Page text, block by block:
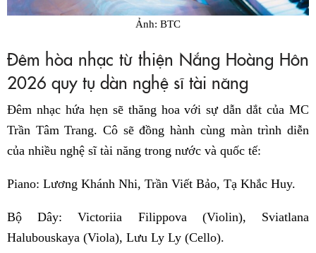
Ảnh: BTC
Đêm hòa nhạc từ thiện Nắng Hoàng Hôn
2026 quy tụ dàn nghệ sĩ tài năng
Đêm nhạc hứa hẹn sẽ thăng hoa với sự dẫn dắt của MC
Trần Tâm Trang. Cô sẽ đồng hành cùng màn trình diễn
của nhiều nghệ sĩ tài năng trong nước và quốc tế:
Piano: Lương Khánh Nhi, Trần Viết Bảo, Tạ Khắc Huy.
Bộ Dây: Victoriia Filippova (Violin), Sviatlana
Halubouskaya (Viola), Lưu Ly Ly (Cello).